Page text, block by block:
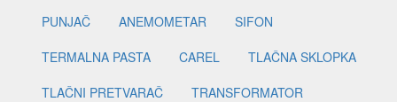
PUNJAČ
ANEMOMETAR
SIFON
TERMALNA PASTA
CAREL
TLAČNA SKLOPKA
TLAČNI PRETVARAČ
TRANSFORMATOR